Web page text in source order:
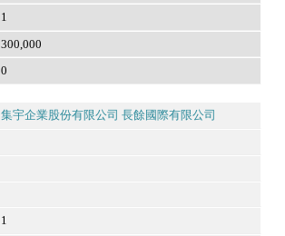
1
300,000
0
集宇企業股份有限公司 長餘國際有限公司
1